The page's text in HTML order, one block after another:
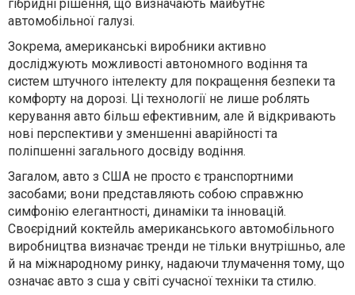
гібридні рішення, що визначають майбутнє
автомобільної галузі.
Зокрема, американські виробники активно
досліджують можливості автономного водіння та
систем штучного інтелекту для покращення безпеки та
комфорту на дорозі. Ці технології не лише роблять
керування авто більш ефективним, але й відкривають
нові перспективи у зменшенні аварійності та
поліпшенні загального досвіду водіння.
Загалом, авто з США не просто є транспортними
засобами; вони представляють собою справжню
симфонію елегантності, динаміки та інновацій.
Своєрідний коктейль американського автомобільного
виробництва визначає тренди не тільки внутрішньо, але
й на міжнародному ринку, надаючи тлумачення тому, що
означає авто з сша у світі сучасної техніки та стилю.